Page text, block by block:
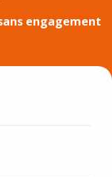
engagement